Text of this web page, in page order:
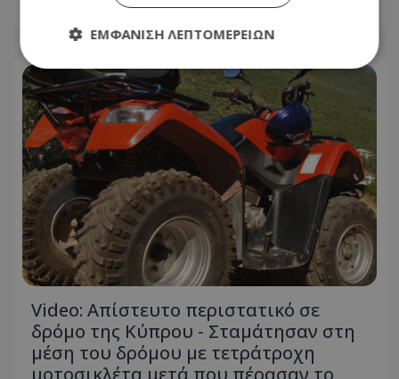
01.08.2026 - 16:33
Video: Απίστευτο περιστατικό σε
δρόμο της Κύπρου - Σταμάτησαν στη
μέση του δρόμου με τετράτροχη
μοτοσικλέτα μετά που πέρασαν το
ΕΜΦΆΝΙΣΗ ΛΕΠΤΟΜΕΡΕΙΏΝ
Απολύτως απαραίτητα
Απόδοσης
Στόχευσης
Λειτουργικότητας
Μη ταξινομημένα
Τα απολύτως απαραίτητα cookies επιτρέπουν
βασικές λειτουργίες του ιστότοπου, όπως τη
σύνδεση χρήστη και τη διαχείριση λογαριασμού.
Ο ιστότοπος δεν μπορεί να χρησιμοποιηθεί σωστά
χωρίς τα απολύτως απαραίτητα cookies.
Ονοματεπώνυμο
Προμηθευτής/Πεδίο